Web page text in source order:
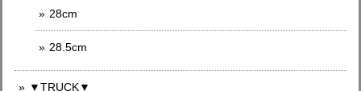
28cm
28.5cm
▼TRUCK▼